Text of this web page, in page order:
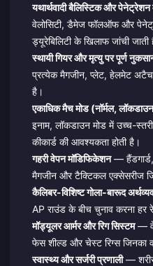
यथार्थवादी बैलिस्टिक और पेनेट्रेशन
वेलोसिटी, डैमेज फॉलऑफ और
ड्यूरेबिलिटी के खिलाफ जांची जाती
स्थायी गियर और मृत्यु पर पूर्ण
प्रत्येक मैगजीन, प्लेट, हेलमेट
है।
एकाधिक मैच मोड (नॉर्मल,
इनाम, लॉकडाउन मोड में उच्च-
कीकार्ड की आवश्यकता होती है।
गहरी वेपन मॉडिफिकेशन—
मैगजीन और टैक्टिकल एक्सेसरीज
कैलिबर-विशिष्ट गोला-बारूद
AP राउंड के बीच चुनाव करना हर
मॉड्यूलर आर्मर और रिग सिस्टम—
फेस शील्ड और चेस्ट रिग्स जिनका
स्वास्थ्य और सर्जरी प्रणाली—